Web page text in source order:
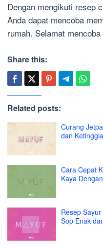
Dengan mengikuti resep
Anda dapat mencoba
rumah. Selamat
Share this:
Related posts:
Curang
dan
Cara Cepat
Kaya
Resep
Sop Enak